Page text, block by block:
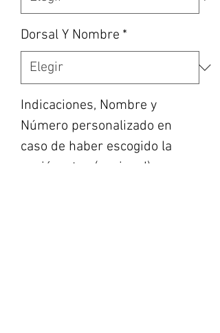
Dorsal Y Nombre *
Indicaciones, Nombre y
Número personalizado en
caso de haber escogido la
opción, etc... (opcional)